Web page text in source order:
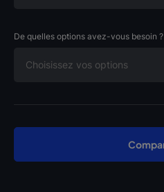
De quelles options avez-vous besoin ?